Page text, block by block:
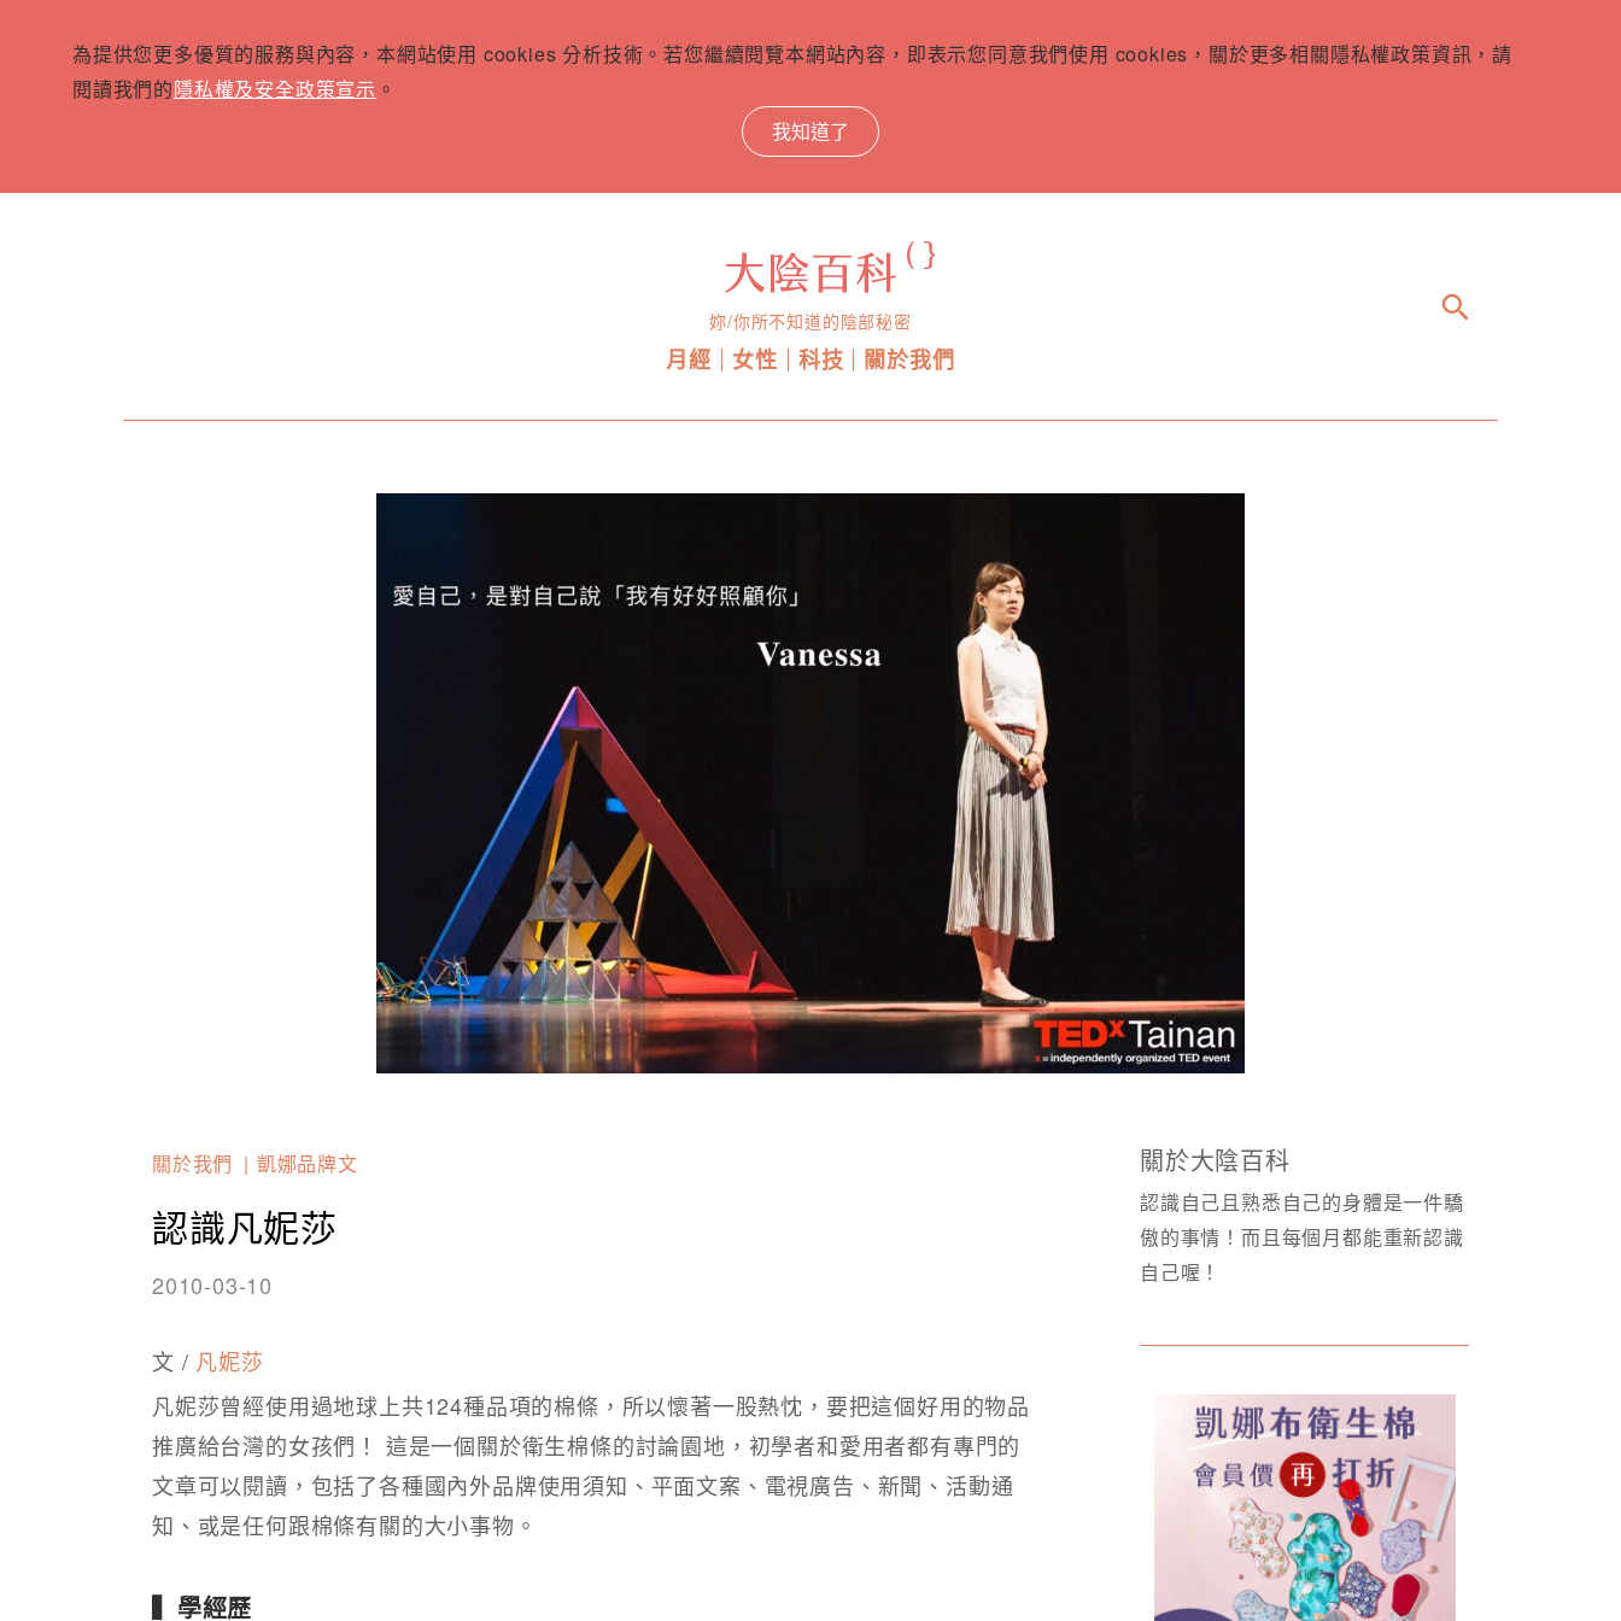
為提供您更多優質的服務與內容，本網站使用 cookies 分析技術。若您繼續閱覽本網站內容，即表示您同意我們使用 cookies，關於更多相關隱私權政策資訊，請
閱讀我們的隱私權及安全政策宣示 。
我知道了
妳/你所不知道的陰部秘密
月經 女性 科技 關於我們
search
關於我們 凱娜品牌文
認識凡妮莎
2010-03-10
文 / 凡妮莎
凡妮莎曾經使用過地球上共124種品項的棉條，所以懷著一股熱忱，要把這個好用的物品
推廣給台灣的女孩們！ 這是一個關於衛生棉條的討論園地，初學者和愛用者都有專門的
文章可以閱讀，包括了各種國內外品牌使用須知、平面文案、電視廣告、新聞、活動通
知、或是任何跟棉條有關的大小事物。
▍學經歷
關於大陰百科
認識自己且熟悉自己的身體是一件驕
傲的事情！而且每個月都能重新認識
自己喔！